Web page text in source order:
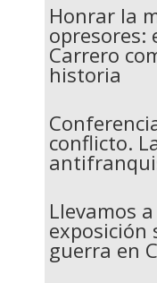
Honrar la
opresores:
Carrero
historia
conflicto.
Llevamos
exposición
guerra en